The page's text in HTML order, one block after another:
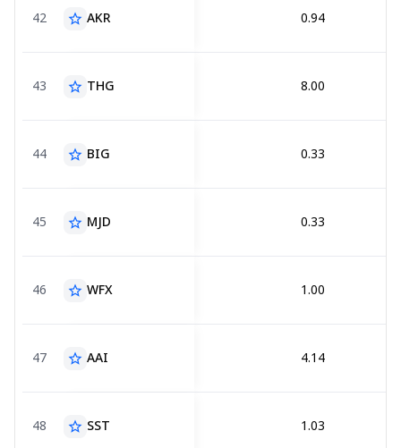
42 star_border AKR 0.94
43 star_border THG 8.00
44 star_border BIG 0.33
45 star_border MJD 0.33
46 star_border WFX 1.00
47 star_border AAI 4.14
48 star_border SST 1.03